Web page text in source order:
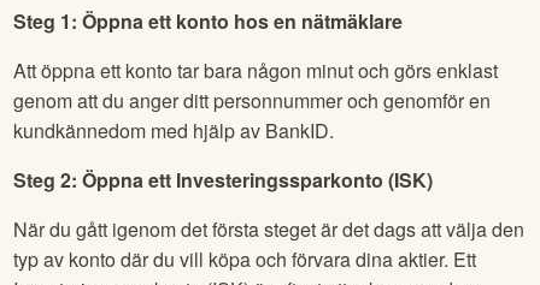
Steg 1: Öppna ett konto hos en nätmäklare
Att öppna ett konto tar bara någon minut och görs enklast
genom att du anger ditt personnummer och genomför en
kundkännedom med hjälp av BankID.
Steg 2: Öppna ett Investeringssparkonto (ISK)
När du gått igenom det första steget är det dags att välja den
typ av konto där du vill köpa och förvara dina aktier. Ett